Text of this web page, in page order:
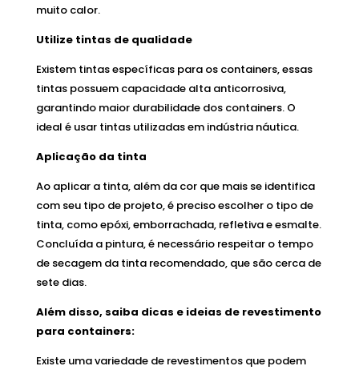
muito calor.
Utilize tintas de qualidade
Existem tintas específicas para os containers, essas
tintas possuem capacidade alta anticorrosiva,
garantindo maior durabilidade dos containers. O
ideal é usar tintas utilizadas em indústria náutica.
Aplicação da tinta
Ao aplicar a tinta, além da cor que mais se identifica
com seu tipo de projeto, é preciso escolher o tipo de
tinta, como epóxi, emborrachada, refletiva e esmalte.
Concluída a pintura, é necessário respeitar o tempo
de secagem da tinta recomendado, que são cerca de
sete dias.
Além disso, saiba dicas e ideias de revestimento
para containers:
Existe uma variedade de revestimentos que podem